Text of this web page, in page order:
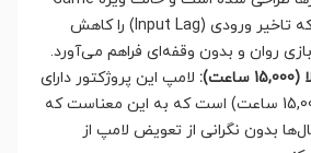
Mode را داراست که تاخیر ورودی (Input Lag) را کاهش
روان و بدون وقفه‌ای فراهم می‌آورد.
لامپ این پروژکتور دارای
عمر طولانی (تا 15,000 ساعت) است که به این معناست که
بدون نگرانی از تعویض لامپ از